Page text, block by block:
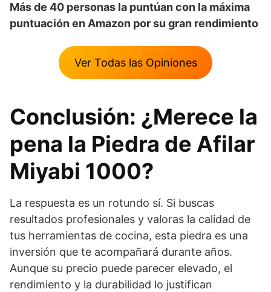
Más de 40 personas la puntúan con la máxima
puntuación en Amazon por su gran rendimiento
Ver Todas las Opiniones
Conclusión: ¿Merece la
pena la Piedra de Afilar
Miyabi 1000?
La respuesta es un rotundo sí. Si buscas
resultados profesionales y valoras la calidad de
tus herramientas de cocina, esta piedra es una
inversión que te acompañará durante años.
Aunque su precio puede parecer elevado, el
rendimiento y la durabilidad lo justifican